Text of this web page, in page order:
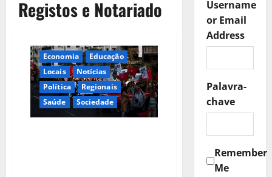
Registos e Notariado
Economia
Educação
Locais
Notícias
Política
Regionais
Saúde
Sociedade
Username
or Email
Address
Palavra-
chave
Remember
Me